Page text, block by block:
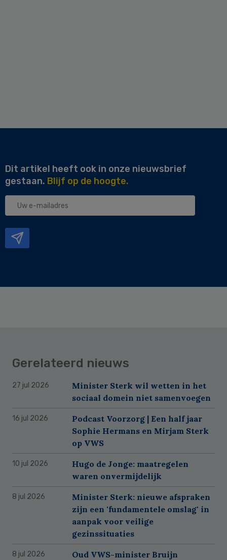
Dit artikel heeft ook in onze nieuwsbrief
gestaan. Blijf op de hoogte.
Uw
Gerelateerd nieuws
27 jul 2026
Minister Sterk wil wetten in het
sociaal domein niet samenvoegen
16 jul 2026
Podcast Voorzorg | Een half jaar
Sophie Hermans en Mirjam Sterk
op VWS
10 jul 2026
Hugo de Jonge: maatregelen
waren onvermijdelijk
8 jul 2026
Minister Sterk: nieuwe afspraken
zijn een 'fundamentele omslag' in
aanpak voor veilige
gezinssituaties
8 jul 2026
Oud VWS-minister Bruijn